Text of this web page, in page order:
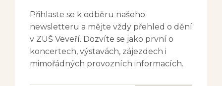
Přihlaste se k odběru našeho
newsletteru a mějte vždy přehled o dění
v ZUŠ Veveří. Dozvíte se jako první o
koncertech, výstavách, zájezdech i
mimořádných provozních informacích.